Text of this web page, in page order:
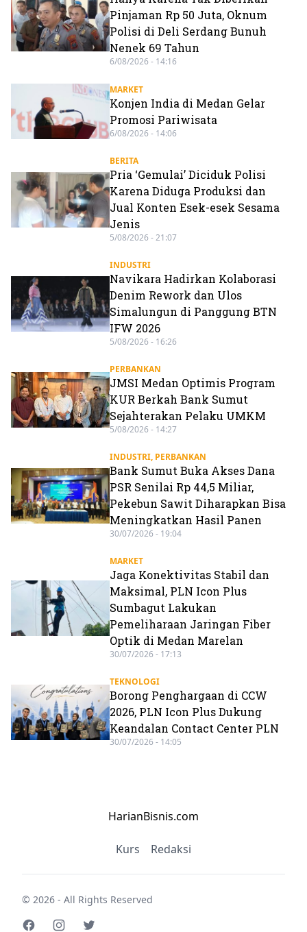
Pinjaman Rp 50 Juta, Oknum
Polisi di Deli Serdang Bunuh
Nenek 69 Tahun
6/08/2026 - 14:16
MARKET
Konjen India di Medan Gelar
Promosi Pariwisata
6/08/2026 - 14:06
BERITA
Pria ‘Gemulai’ Diciduk Polisi
Karena Diduga Produksi dan
Jual Konten Esek-esek Sesama
Jenis
5/08/2026 - 21:07
INDUSTRI
Navikara Hadirkan Kolaborasi
Denim Rework dan Ulos
Simalungun di Panggung BTN
IFW 2026
5/08/2026 - 16:26
PERBANKAN
JMSI Medan Optimis Program
KUR Berkah Bank Sumut
Sejahterakan Pelaku UMKM
5/08/2026 - 14:27
INDUSTRI, PERBANKAN
Bank Sumut Buka Akses Dana
PSR Senilai Rp 44,5 Miliar,
Pekebun Sawit Diharapkan Bisa
Meningkatkan Hasil Panen
30/07/2026 - 19:04
MARKET
Jaga Konektivitas Stabil dan
Maksimal, PLN Icon Plus
Sumbagut Lakukan
Pemeliharaan Jaringan Fiber
Optik di Medan Marelan
30/07/2026 - 17:13
TEKNOLOGI
Borong Penghargaan di CCW
2026, PLN Icon Plus Dukung
Keandalan Contact Center PLN
30/07/2026 - 14:05
HarianBisnis.com
Kurs Redaksi
© 2026 - All Rights Reserved